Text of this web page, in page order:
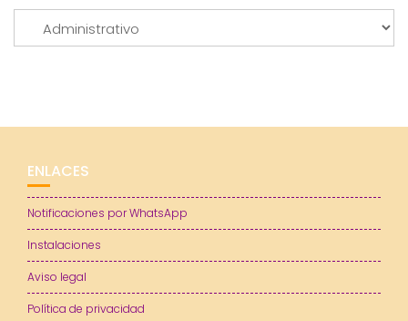
ENLACES
Notificaciones por WhatsApp
Instalaciones
Aviso legal
Política de privacidad